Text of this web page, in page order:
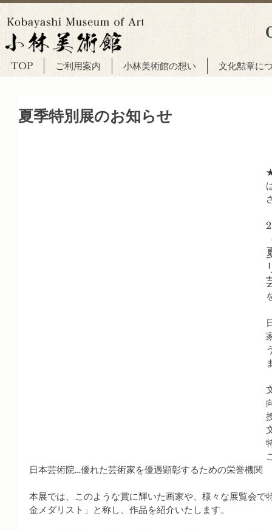
TOP ご利用案内 小林美術館の想い 文化勲章に
夏季特別展のお知らせ
日本芸術院…優れた芸術家を優遇顕彰するための栄誉機関
本展では、このような賞に輝いた画家や、様々な展覧会で
金メダリスト」と称し、作品を紹介いたします。